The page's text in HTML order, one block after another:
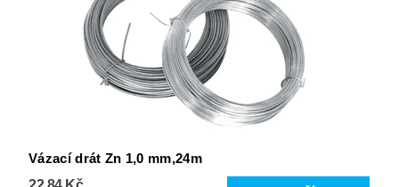
Vázací drát Zn 1,0 mm,24m